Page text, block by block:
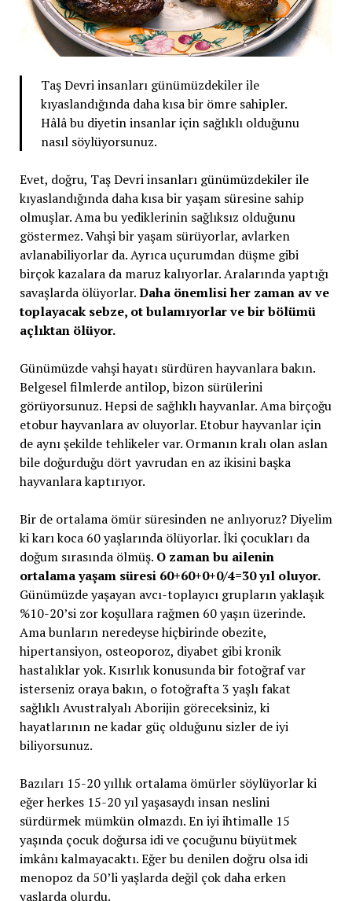
Taş Devri insanları günümüzdekiler ile
kıyaslandığında daha kısa bir ömre sahipler.
Hâlâ bu diyetin insanlar için sağlıklı olduğunu
nasıl söylüyorsunuz.
Evet, doğru, Taş Devri insanları günümüzdekiler ile
kıyaslandığında daha kısa bir yaşam süresine sahip
olmuşlar. Ama bu yediklerinin sağlıksız olduğunu
göstermez. Vahşi bir yaşam sürüyorlar, avlarken
avlanabiliyorlar da. Ayrıca uçurumdan düşme gibi
birçok kazalara da maruz kalıyorlar. Aralarında yaptığı
savaşlarda ölüyorlar.Daha önemlisi her zaman av ve
toplayacak sebze, ot bulamıyorlar ve bir bölümü
açlıktan ölüyor.
Günümüzde vahşi hayatı sürdüren hayvanlara bakın.
Belgesel filmlerde antilop, bizon sürülerini
görüyorsunuz. Hepsi de sağlıklı hayvanlar. Ama birçoğu
etobur hayvanlara av oluyorlar. Etobur hayvanlar için
de aynı şekilde tehlikeler var. Ormanın kralı olan aslan
bile doğurduğu dört yavrudan en az ikisini başka
hayvanlara kaptırıyor.
Bir de ortalama ömür süresinden ne anlıyoruz? Diyelim
ki karı koca 60 yaşlarında ölüyorlar. İki çocukları da
doğum sırasında ölmüş. O zaman bu ailenin
ortalama yaşam süresi 60+60+0+0/4=30 yıl oluyor.
Günümüzde yaşayan avcı-toplayıcı grupların yaklaşık
%10-20’si zor koşullara rağmen 60 yaşın üzerinde.
Ama bunların neredeyse hiçbirinde obezite,
hipertansiyon, osteoporoz, diyabet gibi kronik
hastalıklar yok. Kısırlık konusunda bir fotoğraf var
isterseniz oraya bakın, o fotoğrafta 3 yaşlı fakat
sağlıklı Avustralyalı Aborijin göreceksiniz, ki
hayatlarının ne kadar güç olduğunu sizler de iyi
biliyorsunuz.
Bazıları 15-20 yıllık ortalama ömürler söylüyorlar ki
eğer herkes 15-20 yıl yaşasaydı insan neslini
sürdürmek mümkün olmazdı. En iyi ihtimalle 15
yaşında çocuk doğursa idi ve çocuğunu büyütmek
imkânı kalmayacaktı. Eğer bu denilen doğru olsa idi
menopoz da 50’li yaşlarda değil çok daha erken
yaşlarda olurdu.